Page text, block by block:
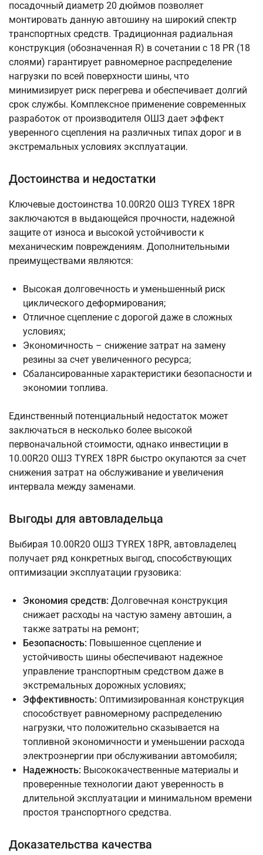
посадочный диаметр 20 дюймов позволяет
монтировать данную автошину на широкий спектр
транспортных средств. Традиционная радиальная
конструкция (обозначенная R) в сочетании с 18 PR (18
слоями) гарантирует равномерное распределение
нагрузки по всей поверхности шины, что
минимизирует риск перегрева и обеспечивает долгий
срок службы. Комплексное применение современных
разработок от производителя ОШЗ дает эффект
уверенного сцепления на различных типах дорог и в
экстремальных условиях эксплуатации.
Достоинства и недостатки
Ключевые достоинства 10.00R20 ОШЗ TYREX 18PR
заключаются в выдающейся прочности, надежной
защите от износа и высокой устойчивости к
механическим повреждениям. Дополнительными
преимуществами являются:
Высокая долговечность и уменьшенный риск
циклического деформирования;
Отличное сцепление с дорогой даже в сложных
условиях;
Экономичность – снижение затрат на замену
резины за счет увеличенного ресурса;
Сбалансированные характеристики безопасности и
экономии топлива.
Единственный потенциальный недостаток может
заключаться в несколько более высокой
первоначальной стоимости, однако инвестиции в
10.00R20 ОШЗ TYREX 18PR быстро окупаются за счет
снижения затрат на обслуживание и увеличения
интервала между заменами.
Выгоды для автовладельца
Выбирая 10.00R20 ОШЗ TYREX 18PR, автовладелец
получает ряд конкретных выгод, способствующих
оптимизации эксплуатации грузовика:
Экономия средств: Долговечная конструкция
снижает расходы на частую замену автошин, а
также затраты на ремонт;
Безопасность: Повышенное сцепление и
устойчивость шины обеспечивают надежное
управление транспортным средством даже в
экстремальных дорожных условиях;
Эффективность: Оптимизированная конструкция
способствует равномерному распределению
нагрузки, что положительно сказывается на
топливной экономичности и уменьшении расхода
электроэнергии при обслуживании автомобиля;
Надежность: Высококачественные материалы и
проверенные технологии дают уверенность в
длительной эксплуатации и минимальном времени
простоя транспортного средства.
Доказательства качества